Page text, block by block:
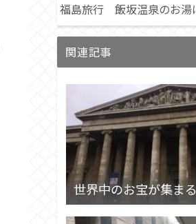
福島旅行 飯坂温泉のお湯
関連記事
世界中のお宝が集ま